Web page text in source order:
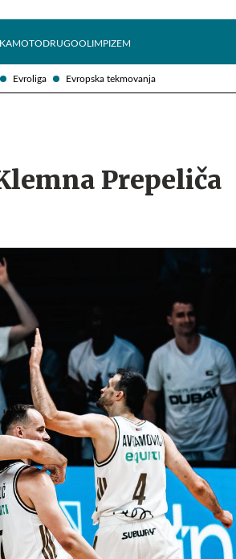
Evroliga Evropska tekmovanja
MOTODRUGOOLIMPIZEM
Prepeliča